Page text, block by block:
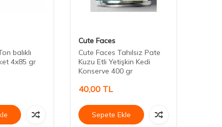
balıklı
4x85 gr
Cute Faces
Cute Faces Tahılsız Pate
Kuzu Etli Yetişkin Kedi
Konserve 400 gr
40,00 TL
Sepete Ekle